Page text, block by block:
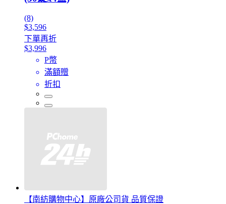
(8)
$3,596
下單再折
$3,996
P幣
滿額贈
折扣
【南紡購物中心】原廠公司貨 品質保證